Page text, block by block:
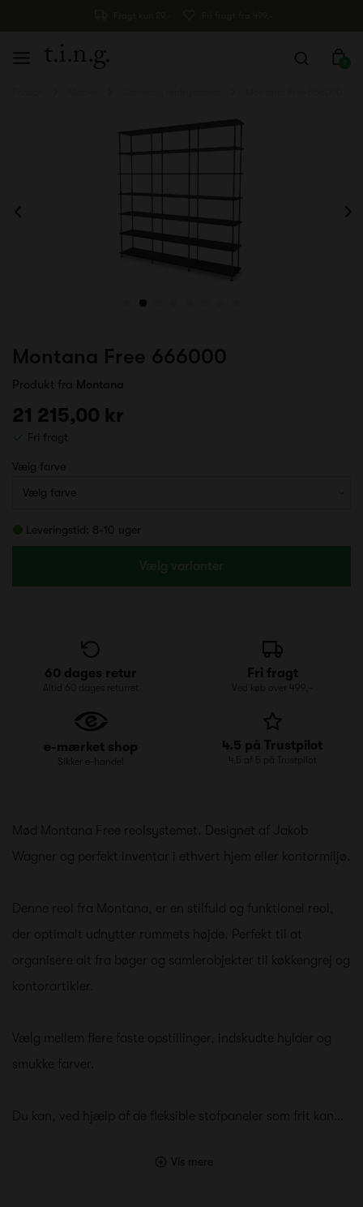
0
Montana Free 666000
Produkt fra Montana
21 215,00 kr
Fri fragt
Vælg farve
Leveringstid: 8-10 uger
Vælg varianter
60 dages retur
Altid 60 dages returret
Fri fragt
Ved køb over 499,-
e-mærket shop
Sikker e-handel
4.5 på Trustpilot
4.5 af 5 på Trustpilot
Mød Montana Free reolsystemet. Designet af Jakob
Wagner og perfekt inventar i ethvert hjem eller kontormiljø.
Denne reol fra Montana, er en stilfuld og funktionel reol,
der optimalt udnytter rummets højde. Perfekt til at
organisere alt fra bøger og samlerobjekter til køkkengrej og
kontorartikler.
Vælg mellem flere faste opstillinger, indskudte hylder og
smukke farver.
Du kan, ved hjælp af de fleksible stofpaneler som frit kan…
Vis mere